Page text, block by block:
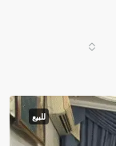
للبيع